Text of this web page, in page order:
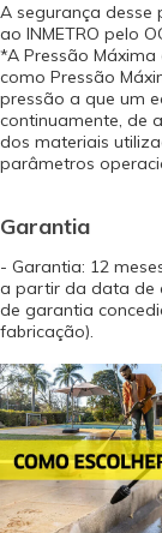
A segurança
ao INMETRO pelo
*A Pressão
como Pressão
pressão a que um
continuamente, de
dos materiais
parâmetros
Garantia
- Garantia: 12
a partir da data de
de garantia
fabricação).